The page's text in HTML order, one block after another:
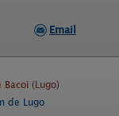
Email
Bacoi (Lugo)
de Lugo